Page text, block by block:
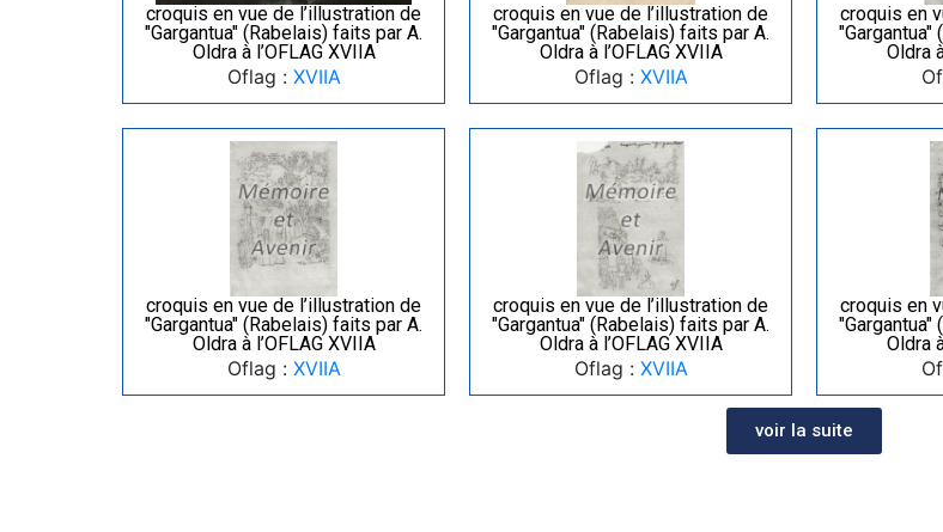
croquis en vue de l’illustration de
"Gargantua" (Rabelais) faits par A.
Oldra à l’OFLAG XVIIA
Oflag : XVIIA
croquis en vue de l’illustration de
"Gargantua" (Rabelais) faits par A.
Oldra à l’OFLAG XVIIA
Oflag : XVIIA
croquis en
"Gargantua"
Oldra
croquis en vue de l’illustration de
"Gargantua" (Rabelais) faits par A.
Oldra à l’OFLAG XVIIA
Oflag : XVIIA
croquis en vue de l’illustration de
"Gargantua" (Rabelais) faits par A.
Oldra à l’OFLAG XVIIA
Oflag : XVIIA
croquis en
"Gargantua"
Oldra
voir la suite